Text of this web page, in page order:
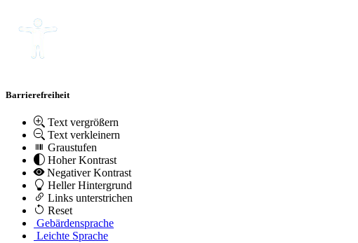
Barrierefreiheit
Text vergrößern
Text verkleinern
Graustufen
Hoher Kontrast
Negativer Kontrast
Heller Hintergrund
Links unterstrichen
Reset
Gebärdensprache
Leichte Sprache